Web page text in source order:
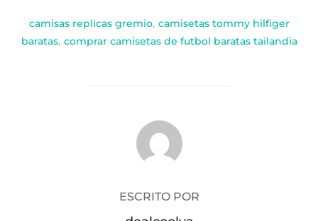
camisas replicas gremio, camisetas tommy hilfiger
baratas, comprar camisetas de futbol baratas tailandia
AUTOR DE LA PUBLICACIÓN
ESCRITO POR